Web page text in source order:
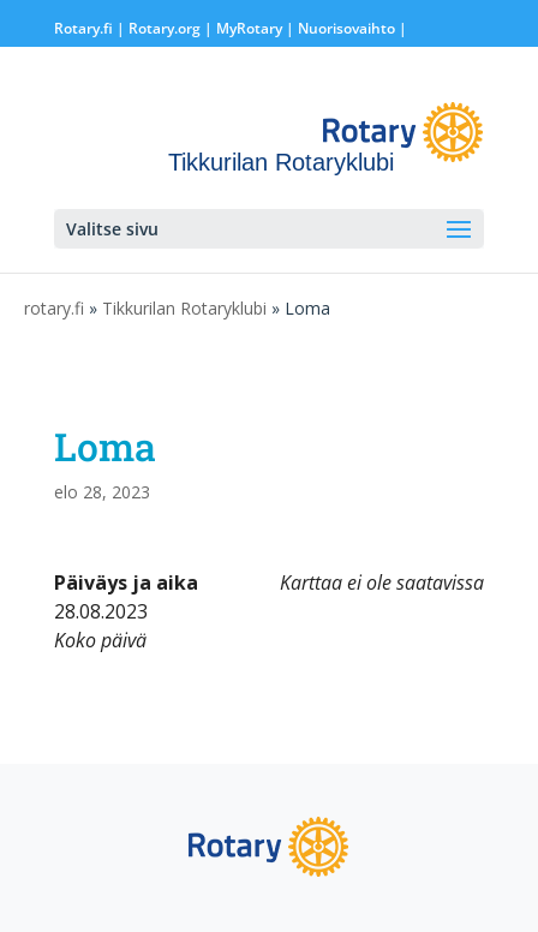
Rotary.fi | Rotary.org| MyRotary | Nuorisovaihto|
Tikkurilan Rotaryklubi
Valitse sivu
rotary.fi » Tikkurilan Rotaryklubi » Loma
Loma
elo 28, 2023
Karttaa ei ole saatavissa
Päiväys ja aika
28.08.2023
Koko päivä